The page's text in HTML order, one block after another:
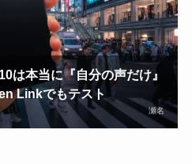
は本当に『自分の声だけ』
Linkでもテスト
瀬名